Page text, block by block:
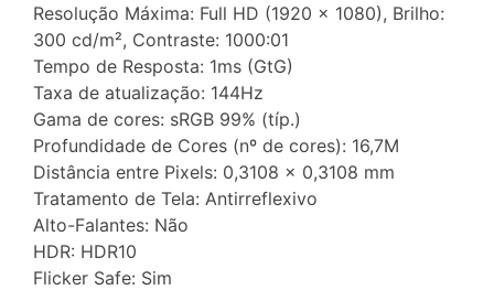
Resolução Máxima: Full HD (1920 x 1080), Brilho:
300 cd/m², Contraste: 1000:01
Tempo de Resposta: 1ms (GtG)
Taxa de atualização: 144Hz
Gama de cores: sRGB 99% (típ.)
Profundidade de Cores (nº de cores): 16,7M
Distância entre Pixels: 0,3108 x 0,3108 mm
Tratamento de Tela: Antirreflexivo
Alto-Falantes: Não
HDR: HDR10
Flicker Safe: Sim